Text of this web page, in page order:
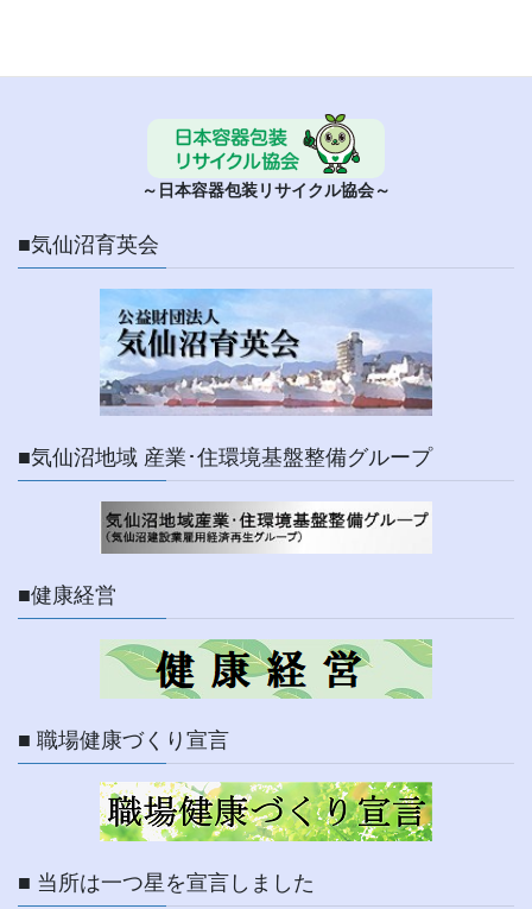
～日本容器包装リサイクル協会～
■気仙沼育英会
■気仙沼地域 産業･住環境基盤整備グループ
■健康経営
■ 職場健康づくり宣言
■ 当所は一つ星を宣言しました